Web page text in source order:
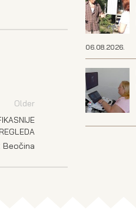
Older
Beočina
06.08.2026.